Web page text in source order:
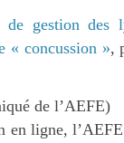
de gestion des
« concussion »,
de l’AEFE)
en ligne,